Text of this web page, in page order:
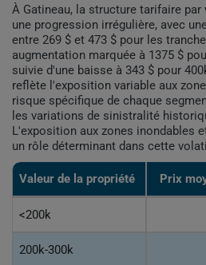
À Gatineau, la structure tarifaire par
une progression irrégulière, avec
entre 269 $ et 473 $ pour les
augmentation marquée à 1375 $
suivie d'une baisse à 343 $ pour
reflète l'exposition variable aux
risque spécifique de chaque
les variations de sinistralité
L'exposition aux zones inondables
un rôle déterminant dans cette
Valeur de la propriété Prix
<200k
200k-300k